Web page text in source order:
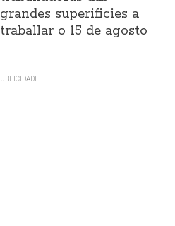
grandes superificies a
traballar o 15 de agosto